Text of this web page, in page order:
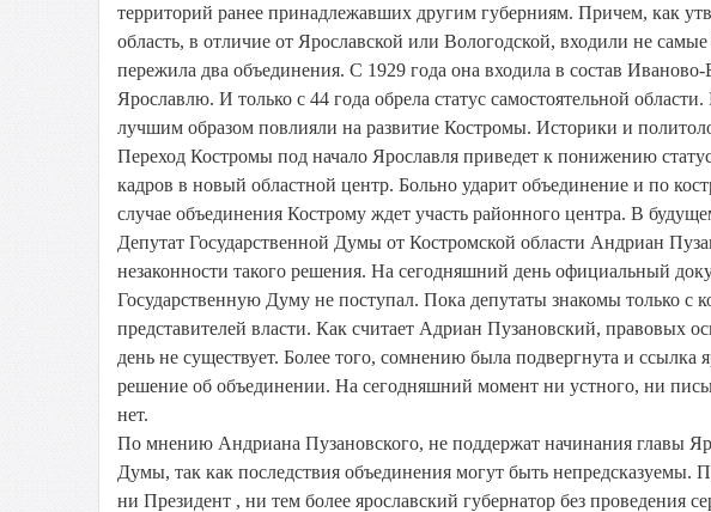
территорий ранее принадлежавших другим губерниям. Причем, как
область, в отличие от Ярославской или Вологодской, входили не
пережила два объединения. С 1929 года она входила в состав
Ярославлю. И только с 44 года обрела статус самостоятельной
лучшим образом повлияли на развитие Костромы. Историки и
Переход Костромы под начало Ярославля приведет к понижению
кадров в новый областной центр. Больно ударит объединение и по
случае объединения Кострому ждет участь районного центра. В
Депутат Государственной Думы от Костромской области Андриан
незаконности такого решения. На сегодняшний день официальный
Государственную Думу не поступал. Пока депутаты знакомы только с
представителей власти. Как считает Адриан Пузановский, правовых
день не существует. Более того, сомнению была подвергнута и ссылка
решение об объединении. На сегодняшний момент ни устного, ни
нет.
По мнению Андриана Пузановского, не поддержат начинания главы
Думы, так как последствия объединения могут быть непредсказуемы.
ни Президент , ни тем более ярославский губернатор без проведения